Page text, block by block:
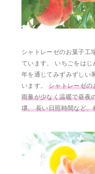
シャトレーゼのお菓子工
ています。 いちごをは
年を通じてみずみずしい
います。 シャトレーゼの
雨量が少なく温暖で昼夜
壌、 長い日照時間など